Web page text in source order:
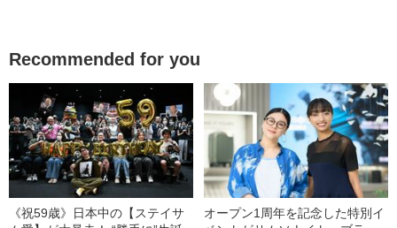
Recommended for you
《祝59歳》日本中の【ステイサ
オープン1周年を記念した特別イ